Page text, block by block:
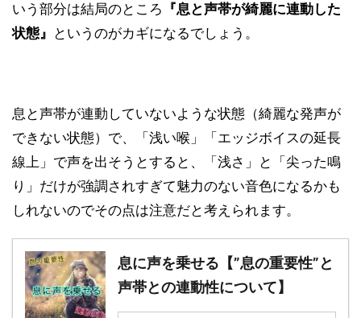
いう部分は結局のところ 『息と声帯が綺麗に連動した
状態』 というのがカギになるでしょう。
息と声帯が連動していないような状態（綺麗な発声が
できない状態）で、「浅い喉」「エッジボイスの延長
線上」で声を出そうとすると、「浅さ」と「尖った鳴
り」だけが強調されすぎて魅力のない音色になるかも
しれないのでその点は注意だと考えられます。
息に声を乗せる【”息の重要性”と
声帯との連動性について】